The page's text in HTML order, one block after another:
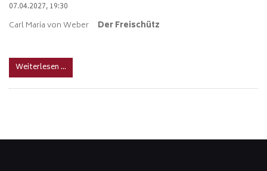
07.04.2027, 19:30
Carl Maria von Weber Der Freischütz
Weiterlesen …